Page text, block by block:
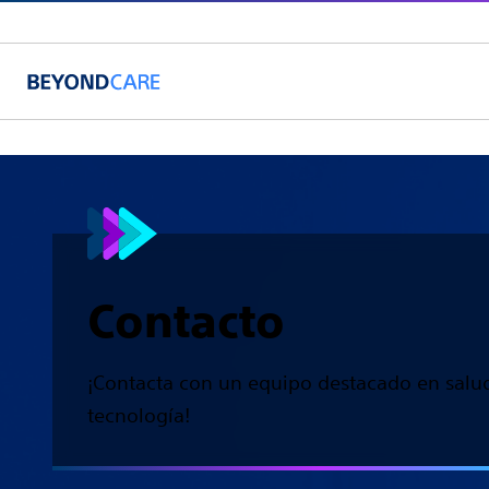
Contacto
¡Contacta con un equipo destacado en
tecnología!